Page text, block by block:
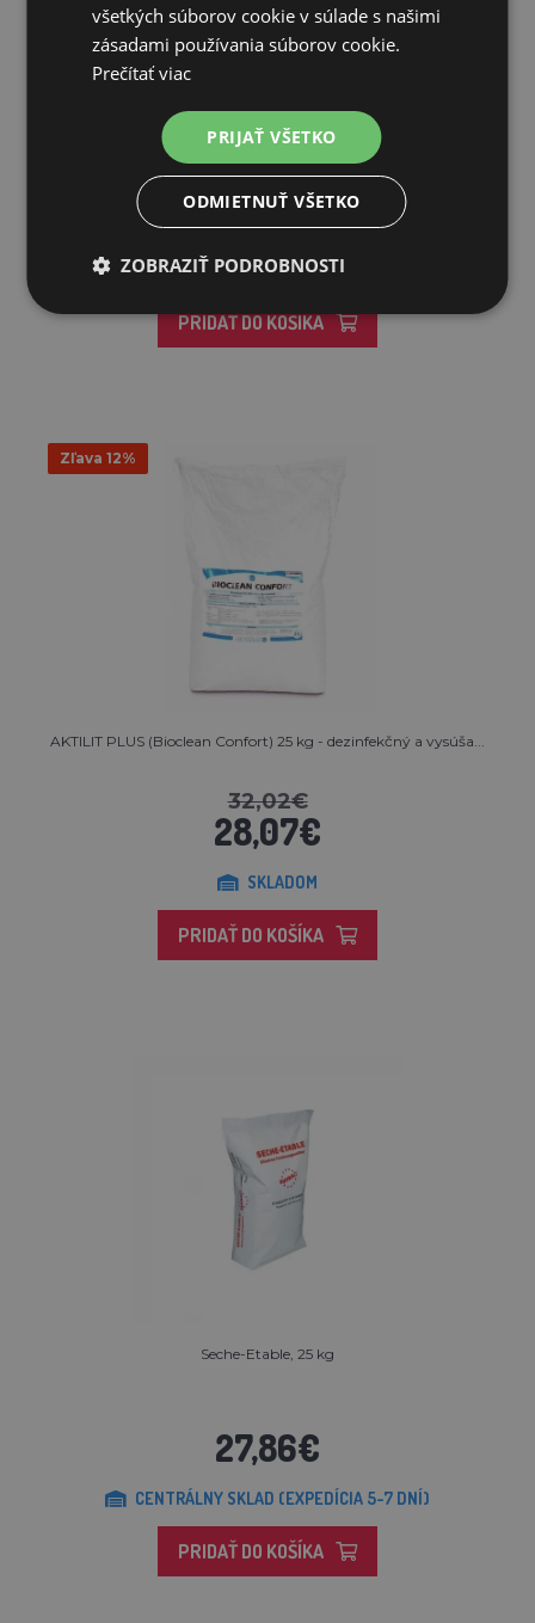
AKTILIT (Bioclean) 25 kg - dezinfekčný a vysúšací prostriedo...
32,02€
25,52€
SKLADOM
PRIDAŤ DO KOŠÍKA
Zľava 12%
AKTILIT PLUS (Bioclean Confort) 25 kg - dezinfekčný a vysúša...
32,02€
28,07€
SKLADOM
PRIDAŤ DO KOŠÍKA
Seche-Etable, 25 kg
27,86€
CENTRÁLNY SKLAD (EXPEDÍCIA 5-7 DNÍ)
PRIDAŤ DO KOŠÍKA
všetkých súborov cookie v súlade s našimi
zásadami používania súborov cookie.
Prečítať viac
PRIJAŤ VŠETKO
ODMIETNUŤ VŠETKO
ZOBRAZIŤ PODROBNOSTI